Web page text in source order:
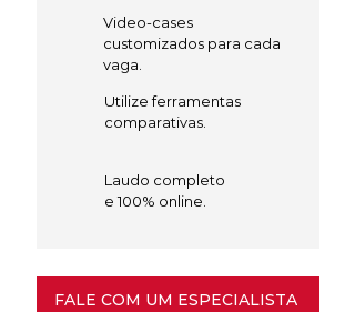
Video-cases
customizados para cada
vaga.
Utilize ferramentas
comparativas.
Laudo completo
e 100% online.
FALE COM UM ESPECIALISTA